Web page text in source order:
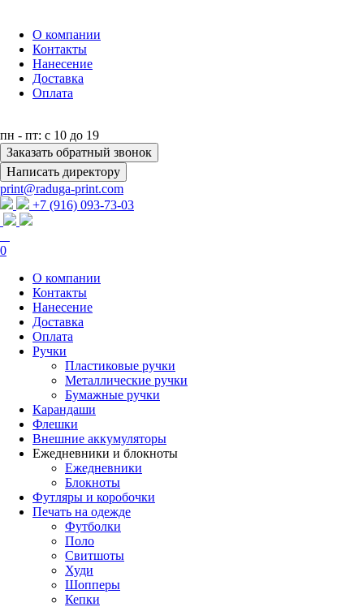
О компании
Контакты
Нанесение
Доставка
Оплата
пн - пт: с 10 до 19
Заказать обратный звонок
Написать директору
print@raduga-print.com
+7 (916) 093-73-03
0
О компании
Контакты
Нанесение
Доставка
Оплата
Ручки
Пластиковые ручки
Металлические ручки
Бумажные ручки
Карандаши
Флешки
Внешние аккумуляторы
Ежедневники и блокноты
Ежедневники
Блокноты
Футляры и коробочки
Печать на одежде
Футболки
Поло
Свитшоты
Худи
Шопперы
Кепки